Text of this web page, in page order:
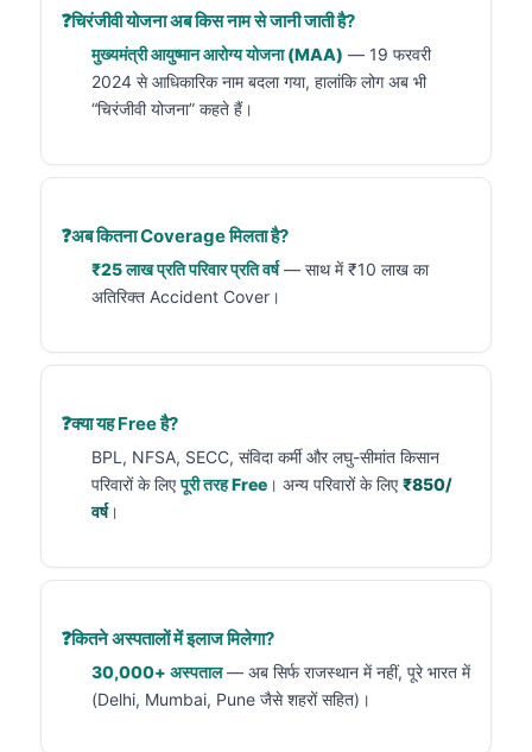
चिरंजीवी योजना अब किस नाम से जानी जाती है?
मुख्यमंत्री आयुष्मान आरोग्य योजना (MAA) — 19 फरवरी
2024 से आधिकारिक नाम बदला गया, हालांकि लोग अब भी
“चिरंजीवी योजना” कहते हैं।
अब कितना Coverage मिलता है?
₹25 लाख प्रति परिवार प्रति वर्ष— साथ में ₹10 लाख का
अतिरिक्त Accident Cover।
क्या यह Free है?
BPL, NFSA, SECC, संविदा कर्मी और लघु-सीमांत किसान
परिवारों के लिएपूरी तरह Free । अन्य परिवारों के लिए₹850/
वर्ष।
कितने अस्पतालों में इलाज मिलेगा?
30,000+ अस्पताल— अब सिर्फ राजस्थान में नहीं, पूरे भारत में
(Delhi, Mumbai, Pune जैसे शहरों सहित)।